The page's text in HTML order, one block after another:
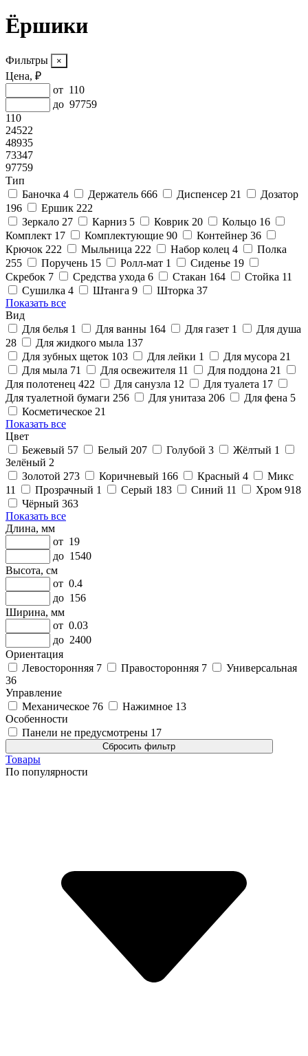
Ёршики
Фильтры
Цена, ₽
от 110
до 97759
110
24522
48935
73347
97759
Тип
Баночка 4 Держатель 666 Диспенсер 21
Дозатор
196
Ершик 222
Зеркало 27 Карниз 5 Коврик 20 Кольцо 16
Комплект 17 Комплектующие 90 Контейнер 36
Крючок 222 Мыльница 222 Набор колец 4
Полка
255
Поручень 15 Ролл-мат 1 Сиденье 19
Скребок 7 Средства ухода 6 Стакан 164 Стойка 11
Сушилка 4 Штанга 9 Шторка 37
Показать все
Вид
Для белья 1 Для ванны 164 Для газет 1
Для душа
28
Для жидкого мыла 137
Для зубных щеток 103 Для лейки 1 Для мусора 21
Для мыла 71 Для освежителя 11 Для поддона 21
Для полотенец 422 Для санузла 12 Для туалета 17
Для туалетной бумаги 256 Для унитаза 206 Для фена 5
Косметическое 21
Показать все
Цвет
Бежевый 57 Белый 207 Голубой 3 Жёлтый 1
Зелёный 2
Золотой 273 Коричневый 166 Красный 4
Микс
11
Прозрачный 1 Серый 183 Синий 11 Хром 918
Чёрный 363
Показать все
Длина, мм
от 19
до 1540
Высота, см
от 0.4
до 156
Ширина, мм
от 0.03
до 2400
Ориентация
Левосторонняя 7 Правосторонняя 7
Универсальная
36
Управление
Механическое 76 Нажимное 13
Особенности
Панели не предусмотрены 17
Товары
По популярности